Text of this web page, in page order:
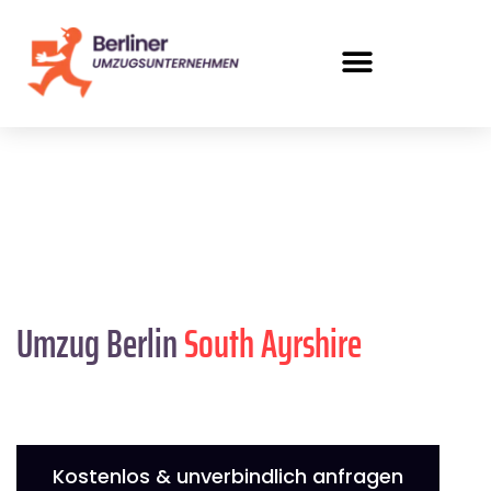
Umzug BerlinSouth Ayrshire
Kostenlos & unverbindlich anfragen